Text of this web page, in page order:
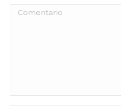
Comentario